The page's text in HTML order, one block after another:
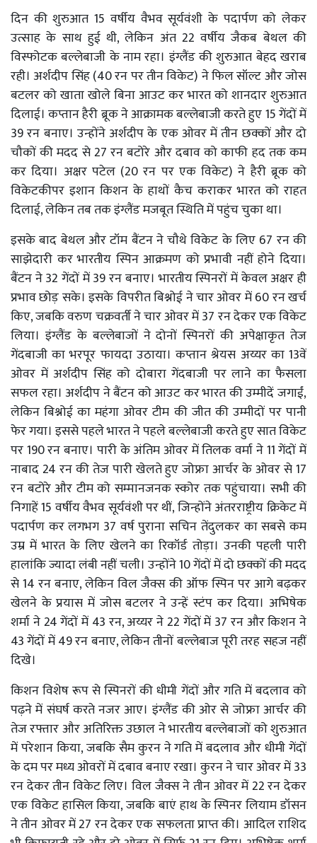
दिन की शुरुआत 15 वर्षीय वैभव सूर्यवंशी के पदार्पण को लेकर
उत्साह के साथ हुई थी, लेकिन अंत 22 वर्षीय जैकब बेथल की
विस्फोटक बल्लेबाजी के नाम रहा। इंग्लैंड की शुरुआत बेहद खराब
रही। अर्शदीप सिंह (40 रन पर तीन विकेट) ने फिल सॉल्ट और जोस
बटलर को खाता खोले बिना आउट कर भारत को शानदार शुरुआत
दिलाई। कप्तान हैरी ब्रूक ने आक्रामक बल्लेबाजी करते हुए 15 गेंदों में
39 रन बनाए। उन्होंने अर्शदीप के एक ओवर में तीन छक्कों और दो
चौकों की मदद से 27 रन बटोरे और दबाव को काफी हद तक कम
कर दिया। अक्षर पटेल (20 रन पर एक विकेट) ने हैरी ब्रूक को
विकेटकीपर इशान किशन के हाथों कैच कराकर भारत को राहत
दिलाई, लेकिन तब तक इंग्लैंड मजबूत स्थिति में पहुंच चुका था।
इसके बाद बेथल और टॉम बैंटन ने चौथे विकेट के लिए 67 रन की
साझेदारी कर भारतीय स्पिन आक्रमण को प्रभावी नहीं होने दिया।
बैंटन ने 32 गेंदों में 39 रन बनाए। भारतीय स्पिनरों में केवल अक्षर ही
प्रभाव छोड़ सके। इसके विपरीत बिश्नोई ने चार ओवर में 60 रन खर्च
किए, जबकि वरुण चक्रवर्ती ने चार ओवर में 37 रन देकर एक विकेट
लिया। इंग्लैंड के बल्लेबाजों ने दोनों स्पिनरों की अपेक्षाकृत तेज
गेंदबाजी का भरपूर फायदा उठाया। कप्तान श्रेयस अय्यर का 13वें
ओवर में अर्शदीप सिंह को दोबारा गेंदबाजी पर लाने का फैसला
सफल रहा। अर्शदीप ने बैंटन को आउट कर भारत की उम्मीदें जगाईं,
लेकिन बिश्नोई का महंगा ओवर टीम की जीत की उम्मीदों पर पानी
फेर गया। इससे पहले भारत ने पहले बल्लेबाजी करते हुए सात विकेट
पर 190 रन बनाए। पारी के अंतिम ओवर में तिलक वर्मा ने 11 गेंदों में
नाबाद 24 रन की तेज पारी खेलते हुए जोफ्रा आर्चर के ओवर से 17
रन बटोरे और टीम को सम्मानजनक स्कोर तक पहुंचाया। सभी की
निगाहें 15 वर्षीय वैभव सूर्यवंशी पर थीं, जिन्होंने अंतरराष्ट्रीय क्रिकेट में
पदार्पण कर लगभग 37 वर्ष पुराना सचिन तेंदुलकर का सबसे कम
उम्र में भारत के लिए खेलने का रिकॉर्ड तोड़ा। उनकी पहली पारी
हालांकि ज्यादा लंबी नहीं चली। उन्होंने 10 गेंदों में दो छक्कों की मदद
से 14 रन बनाए, लेकिन विल जैक्स की ऑफ स्पिन पर आगे बढ़कर
खेलने के प्रयास में जोस बटलर ने उन्हें स्टंप कर दिया। अभिषेक
शर्मा ने 24 गेंदों में 43 रन, अय्यर ने 22 गेंदों में 37 रन और किशन ने
43 गेंदों में 49 रन बनाए, लेकिन तीनों बल्लेबाज पूरी तरह सहज नहीं
दिखे।
किशन विशेष रूप से स्पिनरों की धीमी गेंदों और गति में बदलाव को
पढ़ने में संघर्ष करते नजर आए। इंग्लैंड की ओर से जोफ्रा आर्चर की
तेज रफ्तार और अतिरिक्त उछाल ने भारतीय बल्लेबाजों को शुरुआत
में परेशान किया, जबकि सैम कुरन ने गति में बदलाव और धीमी गेंदों
के दम पर मध्य ओवरों में दबाव बनाए रखा। कुरन ने चार ओवर में 33
रन देकर तीन विकेट लिए। विल जैक्स ने तीन ओवर में 22 रन देकर
एक विकेट हासिल किया, जबकि बाएं हाथ के स्पिनर लियाम डॉसन
ने तीन ओवर में 27 रन देकर एक सफलता प्राप्त की। आदिल राशिद